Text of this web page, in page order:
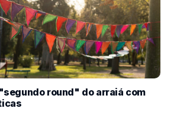
round" do arraiá com